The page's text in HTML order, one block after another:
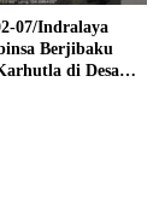
07/Indralaya
Berjibaku
di Desa